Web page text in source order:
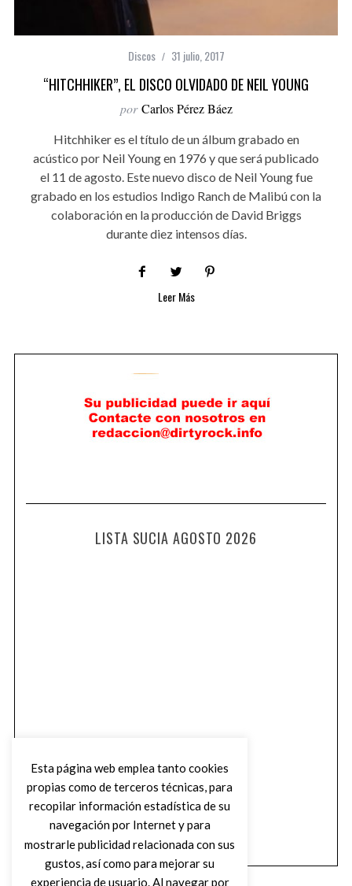
Discos 31 julio, 2017
“HITCHHIKER”, EL DISCO OLVIDADO DE NEIL YOUNG
por Carlos Pérez Báez
Hitchhiker es el título de un álbum grabado en
acústico por Neil Young en 1976 y que será publicado
el 11 de agosto. Este nuevo disco de Neil Young fue
grabado en los estudios Indigo Ranch de Malibú con la
colaboración en la producción de David Briggs
durante diez intensos días.
Leer Más
LISTA SUCIA AGOSTO 2026
Esta página web emplea tanto cookies
propias como de terceros técnicas, para
recopilar información estadística de su
navegación por Internet y para
mostrarle publicidad relacionada con sus
gustos, así como para mejorar su
experiencia de usuario. Al navegar por